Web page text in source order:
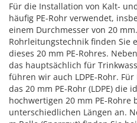
Für die Installation von Kalt-
häufig PE-Rohr verwendet,
einem Durchmesser von 20
Rohrleitungstechnik finden Sie
dieses 20 mm PE-Rohres.
das hauptsächlich für
führen wir auch LDPE-Rohr.
das 20 mm PE-Rohr (LDPE) die
hochwertigen 20 mm PE-Rohre
unterschiedlichen Längen an.